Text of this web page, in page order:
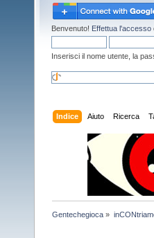
Benvenuto! Effettua l'accesso
Inserisci il nome utente, la
Indice Aiuto Ricerca
Gentechegioca »